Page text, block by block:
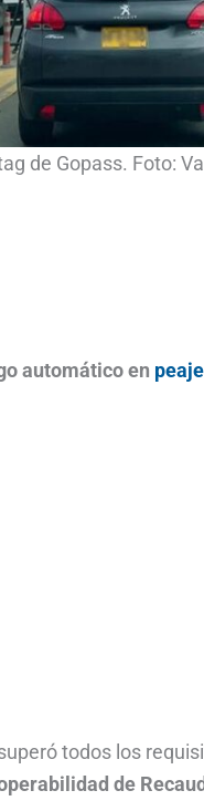
de Gopass. Foto:
automático en
todos los
de